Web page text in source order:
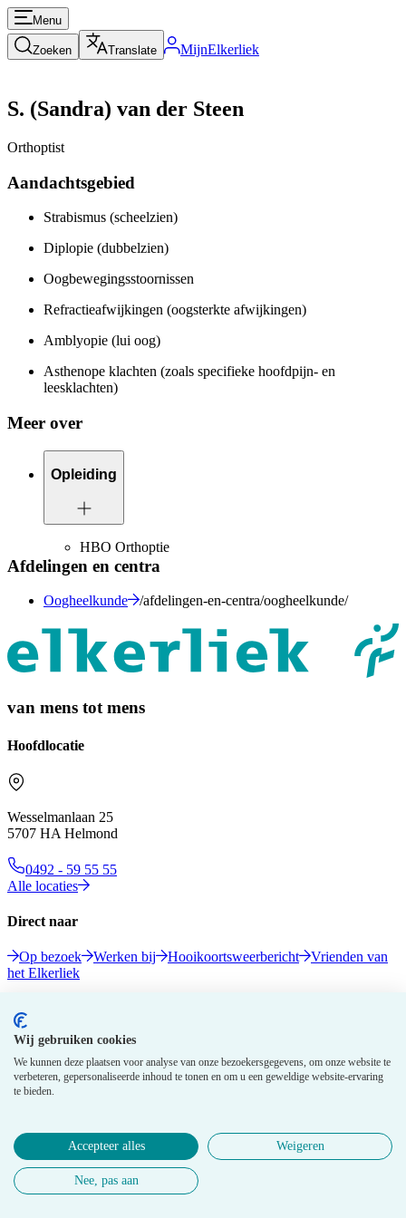
Wij gebruiken cookies
We kunnen deze plaatsen voor analyse van onze bezoekersgegevens, om onze website te
verbeteren, gepersonaliseerde inhoud te tonen en om u een geweldige website-ervaring
te bieden.
Accepteer alles Weigeren
Nee, pas aan
Menu
Zoeken Translate MijnElkerliek
S. (Sandra) van der Steen
Orthoptist
Aandachtsgebied
Strabismus (scheelzien)
Diplopie (dubbelzien)
Oogbewegingsstoornissen
Refractieafwijkingen (oogsterkte afwijkingen)
Amblyopie (lui oog)
Asthenope klachten (zoals specifieke hoofdpijn- en
leesklachten)
Meer over
Opleiding
HBO Orthoptie
Afdelingen en centra
Oogheelkunde /afdelingen-en-centra/oogheelkunde/
van mens tot mens
Hoofdlocatie
Wesselmanlaan 25
5707 HA Helmond
0492 - 59 55 55
Alle locaties
Direct naar
Op bezoek Werken bij Hooikoortsweerbericht
Vrienden van
het Elkerliek
Volg ons
© 2026 Elkerliek - Alle rechten voorbehouden